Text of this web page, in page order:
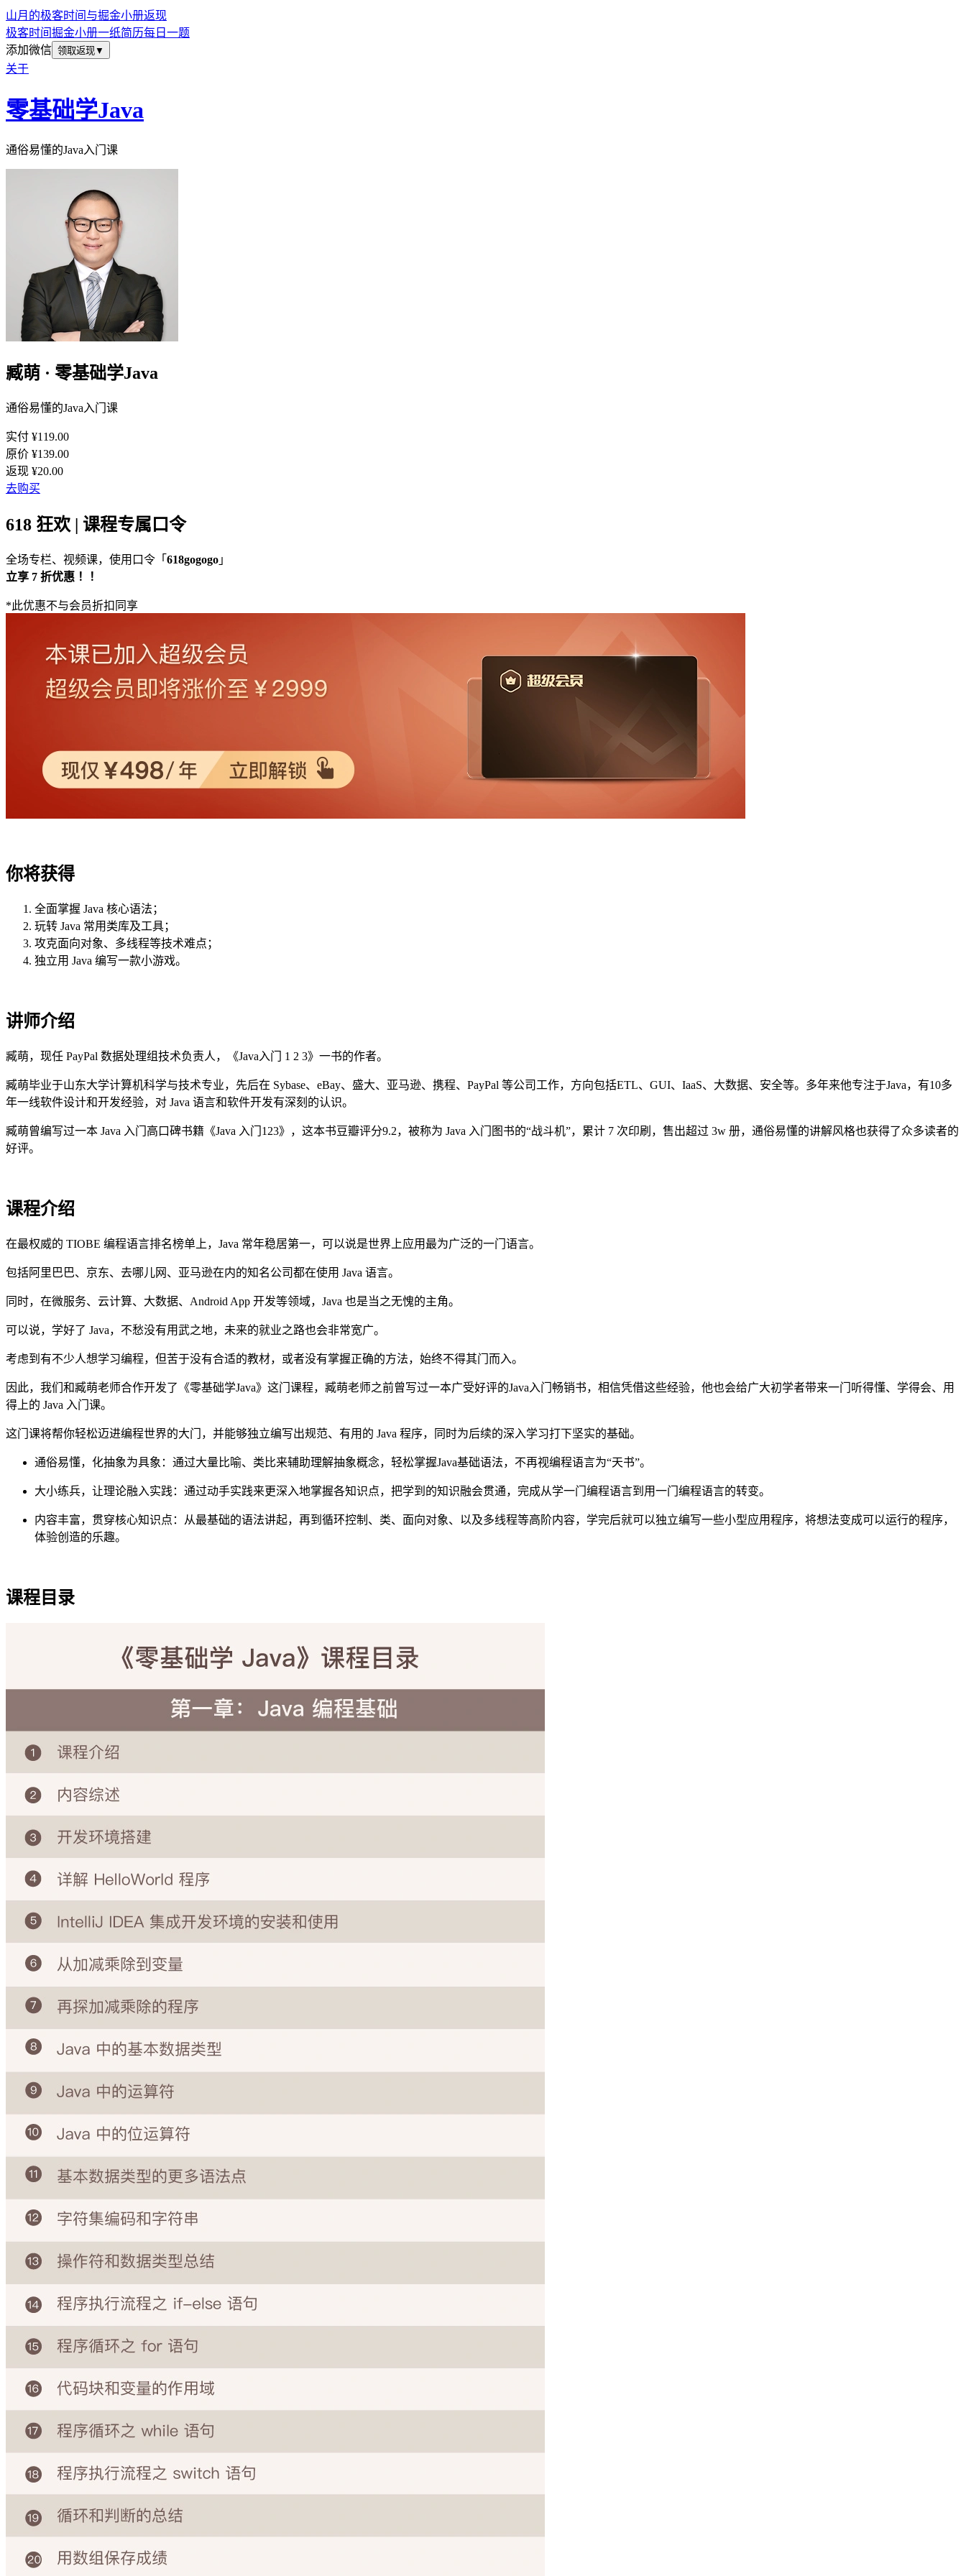
山月的极客时间与掘金小册返现
极客时间掘金小册一纸简历每日一题
添加微信 领取返现▼
关于
零基础学Java
通俗易懂的Java入门课
臧萌 · 零基础学Java
通俗易懂的Java入门课
实付 ¥119.00
原价 ¥139.00
返现 ¥20.00
去购买
618 狂欢 | 课程专属口令
全场专栏、视频课，使用口令「 618gogogo 」
立享 7 折优惠 ！！
*此优惠不与会员折扣同享
你将获得
全面掌握 Java 核心语法；
玩转 Java 常用类库及工具；
攻克面向对象、多线程等技术难点；
独立用 Java 编写一款小游戏。
讲师介绍
臧萌，现任 PayPal 数据处理组技术负责人，《Java入门 1 2 3》一书的作者。
臧萌毕业于山东大学计算机科学与技术专业，先后在 Sybase、eBay、盛大、亚马逊、携程、PayPal 等公司工作，方向包括ETL、GUI、IaaS、大数据、安全等。多年来他专注于Java，有10多
年一线软件设计和开发经验，对 Java 语言和软件开发有深刻的认识。
臧萌曾编写过一本 Java 入门高口碑书籍《Java 入门123》，这本书豆瓣评分9.2，被称为 Java 入门图书的“战斗机”，累计 7 次印刷，售出超过 3w 册，通俗易懂的讲解风格也获得了众多读者的
好评。
课程介绍
在最权威的 TIOBE 编程语言排名榜单上，Java 常年稳居第一，可以说是世界上应用最为广泛的一门语言。
包括阿里巴巴、京东、去哪儿网、亚马逊在内的知名公司都在使用 Java 语言。
同时，在微服务、云计算、大数据、Android App 开发等领域，Java 也是当之无愧的主角。
可以说，学好了 Java，不愁没有用武之地，未来的就业之路也会非常宽广。
考虑到有不少人想学习编程，但苦于没有合适的教材，或者没有掌握正确的方法，始终不得其门而入。
因此，我们和臧萌老师合作开发了《零基础学Java》这门课程，臧萌老师之前曾写过一本广受好评的Java入门畅销书，相信凭借这些经验，他也会给广大初学者带来一门听得懂、学得会、用
得上的 Java 入门课。
这门课将帮你轻松迈进编程世界的大门，并能够独立编写出规范、有用的 Java 程序，同时为后续的深入学习打下坚实的基础。
通俗易懂，化抽象为具象： 通过大量比喻、类比来辅助理解抽象概念，轻松掌握Java基础语法，不再视编程语言为“天书”。
大小练兵，让理论融入实践： 通过动手实践来更深入地掌握各知识点，把学到的知识融会贯通，完成从学一门编程语言到用一门编程语言的转变。
内容丰富，贯穿核心知识点：
从最基础的语法讲起，再到循环控制、类、面向对象、以及多线程等高阶内容，学完后就可以独立编写一些小型应用程序，将想法变成可以运行的程序，
体验创造的乐趣。
课程目录